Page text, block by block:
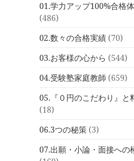
01.学力アップ100%合格
(486)
02.数々の合格実績 (70)
03.お客様の心から (544)
04.受験塾家庭教師 (659)
05.『０円のこだわり』と
(18)
06.3つの秘策 (3)
07.出願・小論・面接への